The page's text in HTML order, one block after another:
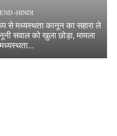
-HINDI
से मध्यस्थता कानून का सहारा ले
सवाल को खुला छोड़ा, मामला